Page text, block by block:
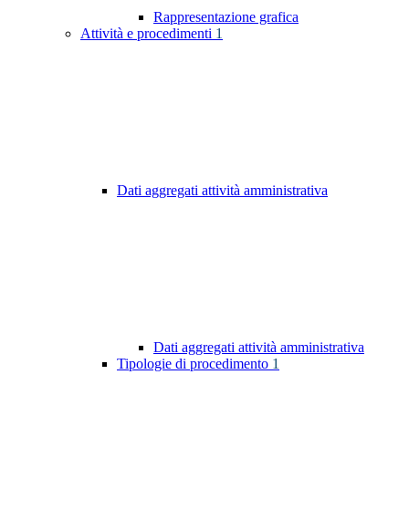
Rappresentazione grafica
Attività e procedimenti 1
Dati aggregati attività amministrativa
Dati aggregati attività amministrativa
Tipologie di procedimento 1